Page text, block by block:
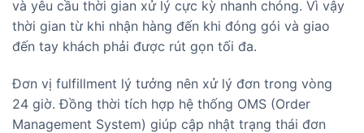
và yêu cầu thời gian xử lý cực kỳ nhanh chóng. Vì vậy
thời gian từ khi nhận hàng đến khi đóng gói và giao
đến tay khách phải được rút gọn tối đa.
Đơn vị fulfillment lý tưởng nên xử lý đơn trong vòng
24 giờ. Đồng thời tích hợp hệ thống OMS (Order
Management System) giúp cập nhật trạng thái đơn